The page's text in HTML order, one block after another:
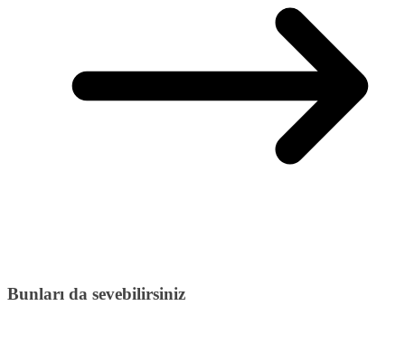
Bunları da sevebilirsiniz